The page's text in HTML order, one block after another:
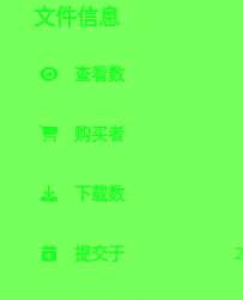
文件信息
查看数
购买者
下载数
提交于